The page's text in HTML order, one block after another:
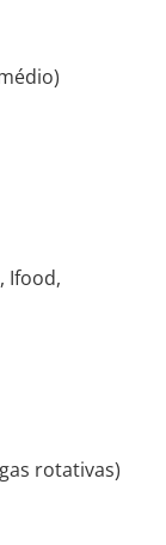
Ifood,
rotativas)